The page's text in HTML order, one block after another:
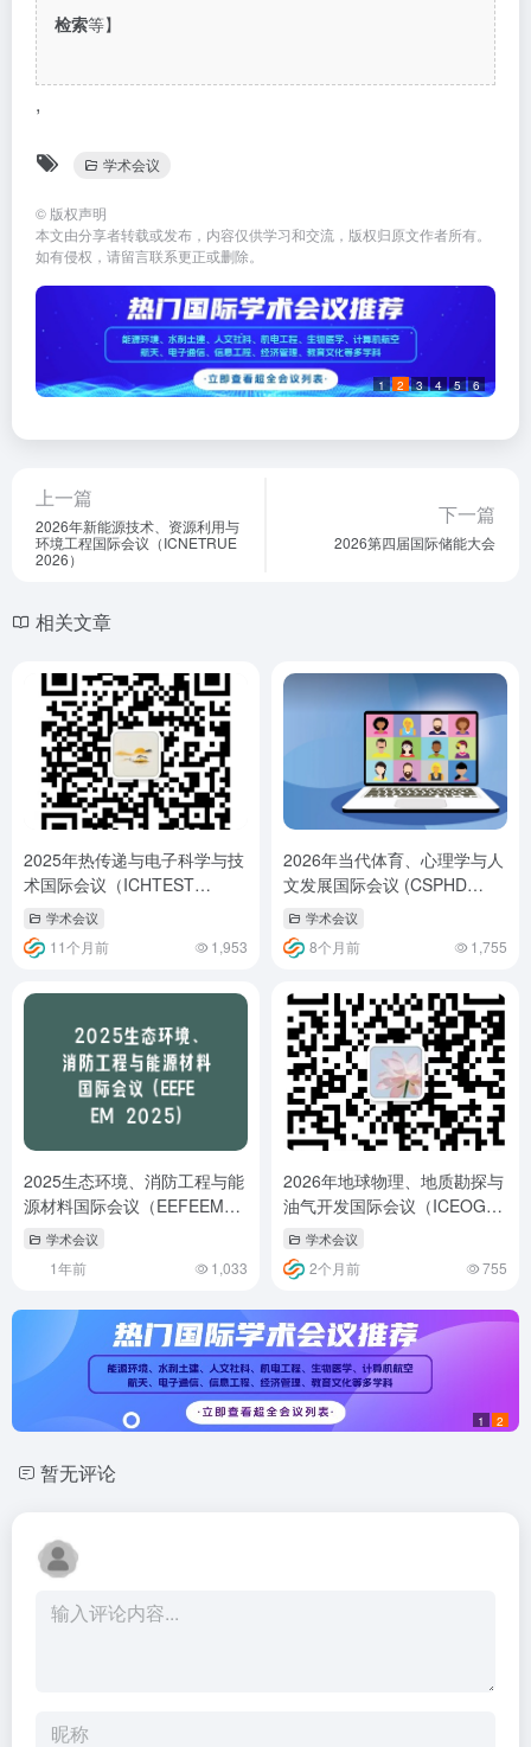
检索等】
,
学术会议
© 版权声明
本文由分享者转载或发布，内容仅供学习和交流，版权归原文作者所有。
如有侵权，请留言联系更正或删除。
1 2 3 4 5 6
上一篇
2026年新能源技术、资源利用与
环境工程国际会议（ICNETRUE
2026）
下一篇
2026第四届国际储能大会
相关文章
2025年热传递与电子科学与技
术国际会议（ICHTEST
2025）
学术会议
11个月前 1,953
2026年当代体育、心理学与人
文发展国际会议 (CSPHD
2026)学术会议
8个月前 1,755
2025生态环境、消防工程与能
源材料国际会议（EEFEEM
2025）
学术会议
1年前 1,033
2026年地球物理、地质勘探与
油气开发国际会议（ICEOG
2026）
学术会议
2个月前 755
1 2
暂无评论